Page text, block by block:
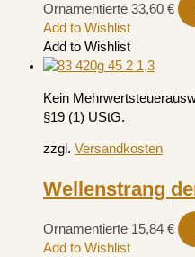
Ornamentierte 33,60 €
Add to Wishlist
Add to Wishlist
Kein
§19 (1) UStG.
zzgl. Versandkosten
Wellenstrang
Ornamentierte 15,84 €
Add to Wishlist